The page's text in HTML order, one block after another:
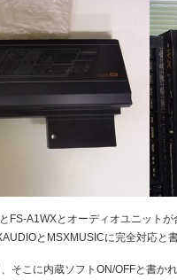
FS-A1WXとオーディオユニット
とMSXMUSICに完全対応と
そこに内蔵ソフトON/OFFと書か